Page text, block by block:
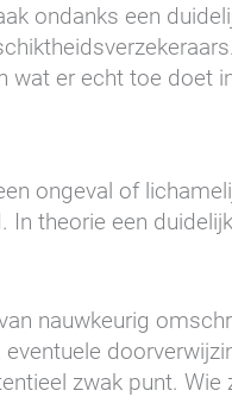
ondanks een
er echt toe doet
ongeval of
theorie een
nauwkeurig
zwak punt. Wie